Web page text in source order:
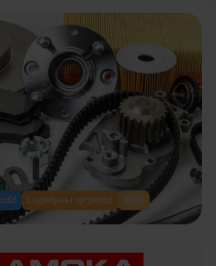
na szczyt
w branży
metalowej
Logistyka i sprzedaż WMS